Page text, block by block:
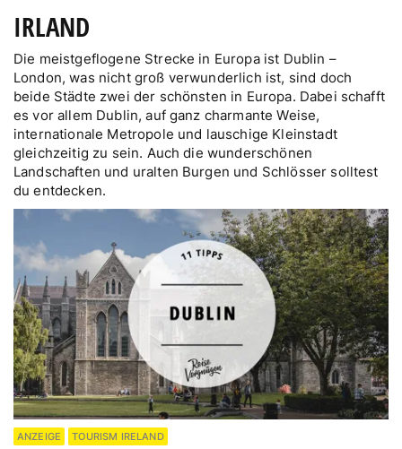
IRLAND
Die meistgeflogene Strecke in Europa ist Dublin –
London, was nicht groß verwunderlich ist, sind doch
beide Städte zwei der schönsten in Europa. Dabei schafft
es vor allem Dublin, auf ganz charmante Weise,
internationale Metropole und lauschige Kleinstadt
gleichzeitig zu sein. Auch die wunderschönen
Landschaften und uralten Burgen und Schlösser solltest
du entdecken.
ANZEIGE TOURISM IRELAND